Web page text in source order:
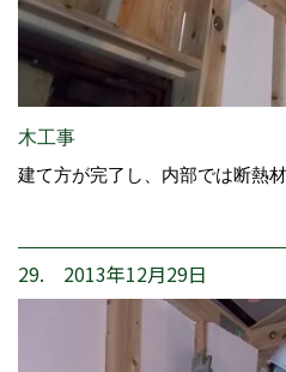
木工事
建て方が完了し、内部では断熱
29. 2013年12月29日